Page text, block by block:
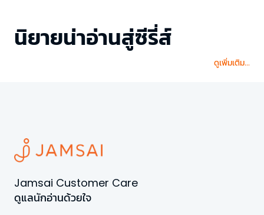
นิยายน่าอ่านสู่ซีรี่ส์
ดูเพิ่มเติม...
Jamsai Customer Care
ดูแลนักอ่านด้วยใจ